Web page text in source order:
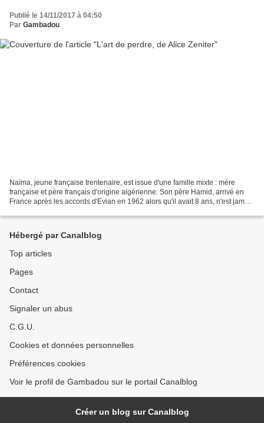
Publié le 14/11/2017 à 04:50
Par Gambadou
Naïma, jeune française trentenaire, est issue d'une famille mixte : mère
française et père français d'origine algérienne. Son père Hamid, arrivé en
France après les accords d'Evian en 1962 alors qu'il avait 8 ans, n'est jamais
Hébergé par Canalblog
Top articles
Pages
Contact
Signaler un abus
C.G.U.
Cookies et données personnelles
Préférences cookies
Voir le profil de Gambadou sur le portail Canalblog
Créer un blog sur Canalblog